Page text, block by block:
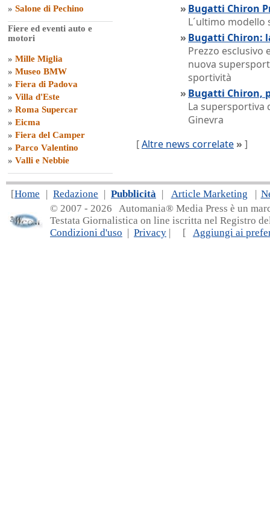
» Salone di Pechino
Fiere ed eventi auto e
motori
» Mille Miglia
» Museo BMW
» Fiera di Padova
» Villa d'Este
» Roma Supercar
» Eicma
» Fiera del Camper
» Parco Valentino
» Valli e Nebbie
» Bugatti Chiron
L´ultimo modello
» Bugatti Chiron:
Prezzo esclusivo
nuova
sportività
» Bugatti Chiron,
La supersportiva
Ginevra
[Altre news correlate » ]
[Home | Redazione | Pubblicità | Article Marketing |
© 2007 - 2026 Automania® Media Press è un
Testata Giornalistica on line iscritta nel Registro
Condizioni d'uso | Privacy | [ Aggiungi ai